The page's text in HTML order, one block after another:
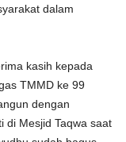
dalam
kasih kepada
TMMD ke 99
dengan
di Mesjid Taqwa saat